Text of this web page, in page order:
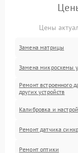
Цены
Замена матрицы
Замена микросхемы
Ремонт встроенного
других устройств
Калибровка и
Ремонт датчика
Ремонт оптики